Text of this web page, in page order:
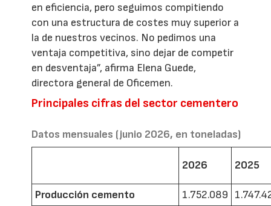
en eficiencia, pero seguimos compitiendo
con una estructura de costes muy superior a
la de nuestros vecinos. No pedimos una
ventaja competitiva, sino dejar de competir
en desventaja”, afirma Elena Guede,
directora general de Oficemen.
Principales cifras del sector cementero
Datos mensuales (junio 2026, en toneladas)
2026 2025
Producción cemento 1.752.089